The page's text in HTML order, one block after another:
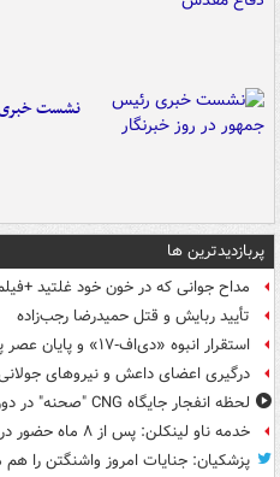
نشست خبری
پربازدیدترین ها
مداح جوانی که در خون خود غلتید
تأیید ربایش و قتل حمیدرضا رجب‌زاده
استقرار انبوه «دی‌اف‑۱۷» و پایان عصر پدافند آمریکا +عکس
درگیری اعضای داعش و نیروهای
لحظه انفجار جایگاه CNG "صحنه" در دوربین مداربسته
خدمه ناو لینکلن: پس از ۸ ماه حضور در دریا خسته و درمانده‌ شدیم
پزشکیان: جنایات امروز واشنگتن را